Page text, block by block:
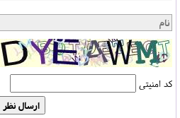
کد امنیتی